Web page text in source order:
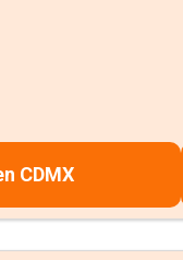
CDMX